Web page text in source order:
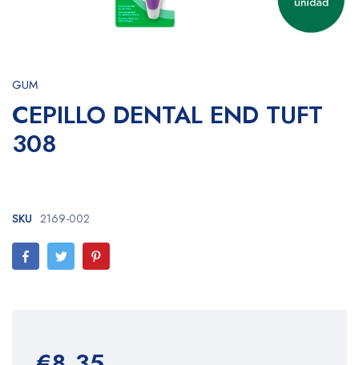
GUM
CEPILLO DENTAL END TUFT
308
SKU 2169-002